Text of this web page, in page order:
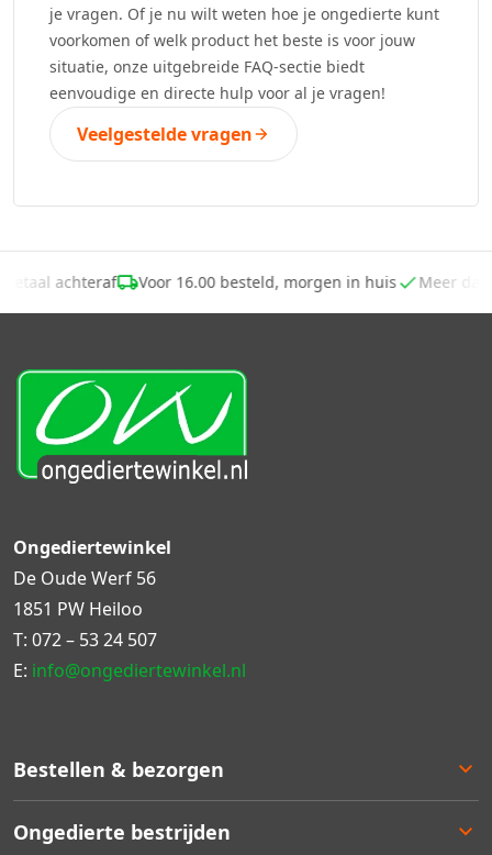
je vragen. Of je nu wilt weten hoe je ongedierte kunt
voorkomen of welk product het beste is voor jouw
situatie, onze uitgebreide FAQ-sectie biedt
eenvoudige en directe hulp voor al je vragen!
Veelgestelde vragen
Betaal achteraf Voor 16.00 besteld, morgen in huis Meer
Bestellen & bezorgen
Bestellen
Ongedierte bestrijden
Ongediertewinkel
De Oude Werf 56
1851 PW Heiloo
T: 072 – 53 24 507
E: info@ongediertewinkel.nl